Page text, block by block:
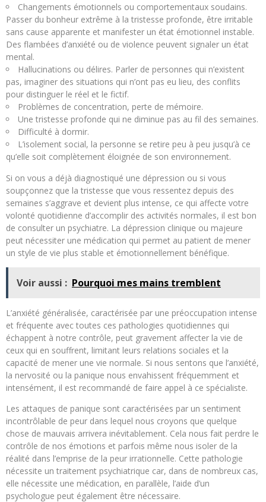
Changements émotionnels ou comportementaux soudains.
Passer du bonheur extrême à la tristesse profonde, être irritable
sans cause apparente et manifester un état émotionnel instable.
Des flambées d’anxiété ou de violence peuvent signaler un état
mental.
Hallucinations ou délires. Parler de personnes qui n’existent
pas, imaginer des situations qui n’ont pas eu lieu, des conflits
pour distinguer le réel et le fictif.
Problèmes de concentration, perte de mémoire.
Une tristesse profonde qui ne diminue pas au fil des semaines.
Difficulté à dormir.
L’isolement social, la personne se retire peu à peu jusqu’à ce
qu’elle soit complètement éloignée de son environnement.
Si on vous a déjà diagnostiqué une dépression ou si vous
soupçonnez que la tristesse que vous ressentez depuis des
semaines s’aggrave et devient plus intense, ce qui affecte votre
volonté quotidienne d’accomplir des activités normales, il est bon
de consulter un psychiatre. La dépression clinique ou majeure
peut nécessiter une médication qui permet au patient de mener
un style de vie plus stable et émotionnellement bénéfique.
Voir aussi : Pourquoi mes mains tremblent
L’anxiété généralisée, caractérisée par une préoccupation intense
et fréquente avec toutes ces pathologies quotidiennes qui
échappent à notre contrôle, peut gravement affecter la vie de
ceux qui en souffrent, limitant leurs relations sociales et la
capacité de mener une vie normale. Si nous sentons que l’anxiété,
la nervosité ou la panique nous envahissent fréquemment et
intensément, il est recommandé de faire appel à ce spécialiste.
Les attaques de panique sont caractérisées par un sentiment
incontrôlable de peur dans lequel nous croyons que quelque
chose de mauvais arrivera inévitablement. Cela nous fait perdre le
contrôle de nos émotions et parfois même nous isoler de la
réalité dans l’emprise de la peur irrationnelle. Cette pathologie
nécessite un traitement psychiatrique car, dans de nombreux cas,
elle nécessite une médication, en parallèle, l’aide d’un
psychologue peut également être nécessaire.